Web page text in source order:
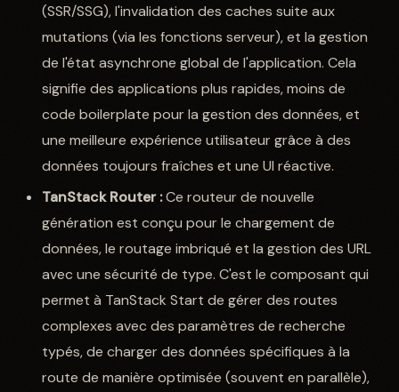
(SSR/SSG), l'invalidation des caches suite aux
mutations (via les fonctions serveur), et la gestion
de l'état asynchrone global de l'application. Cela
signifie des applications plus rapides, moins de
code boilerplate pour la gestion des données, et
une meilleure expérience utilisateur grâce à des
données toujours fraîches et une UI réactive.
TanStack Router :Ce routeur de nouvelle
génération est conçu pour le chargement de
données, le routage imbriqué et la gestion des URL
avec une sécurité de type. C'est le composant qui
permet à TanStack Start de gérer des routes
complexes avec des paramètres de recherche
typés, de charger des données spécifiques à la
route de manière optimisée (souvent en parallèle),